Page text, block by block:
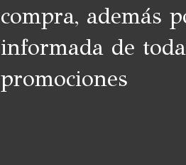
compra, además
informada de
promociones